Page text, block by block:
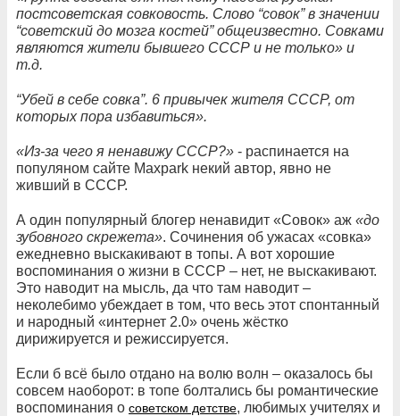
постсоветская совковость. Слово “совок” в значении
“советский до мозга костей” общеизвестно. Совками
являются жители бывшего СССР и не только» и
т.д.
“Убей в себе совка”. 6 привычек жителя СССР, от
которых пора избавиться».
«Из-за чего я ненавижу СССР?» - распинается на
популяном сайте Maxpark некий автор, явно не
живший в СССР.
А один популярный блогер ненавидит «Совок» аж «до
зубовного скрежета». Сочинения об ужасах «совка»
ежедневно выскакивают в топы. А вот хорошие
воспоминания о жизни в СССР – нет, не выскакивают.
Это наводит на мысль, да что там наводит –
неколебимо убеждает в том, что весь этот спонтанный
и народный «интернет 2.0» очень жёстко
дирижируется и режиссируется.
Если б всё было отдано на волю волн – оказалось бы
совсем наоборот: в топе болтались бы романтические
воспоминания о советском детстве, любимых учителях и